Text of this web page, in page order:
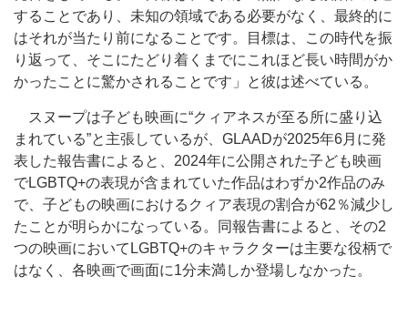
することであり、未知の領域である必要がなく、最終的に
はそれが当たり前になることです。目標は、この時代を振
り返って、そこにたどり着くまでにこれほど長い時間がか
かったことに驚かされることです」と彼は述べている。
スヌープは子ども映画に“クィアネスが至る所に盛り込
まれている”と主張しているが、GLAADが2025年6月に発
表した報告書によると、2024年に公開された子ども映画
でLGBTQ+の表現が含まれていた作品はわずか2作品のみ
で、子どもの映画におけるクィア表現の割合が62％減少し
たことが明らかになっている。同報告書によると、その2
つの映画においてLGBTQ+のキャラクターは主要な役柄で
はなく、各映画で画面に1分未満しか登場しなかった。